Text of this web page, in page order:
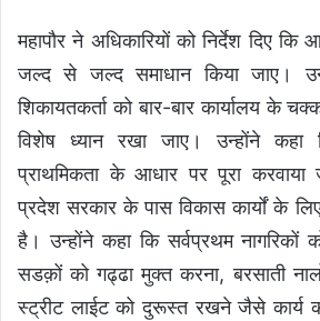
महापौर ने अधिकारियों को निर्देश दिए
जल्द से जल्द समाधान किया जाए।
शिकायतकर्ता को बार-बार कार्यालय के
विशेष ध्यान रखा जाए। उन्होंने कहा
प्राथमिकता के आधार पर पूरा करवाया
प्रदेश सरकार के पास विकास कार्यों के
है। उन्होंने कहा कि सर्वप्रथम
सडक़ों को गढ्ढा मुक्त करना, बरसाती
स्ट्रीट लाईट को दुरूस्त रखने जैसे कार्य